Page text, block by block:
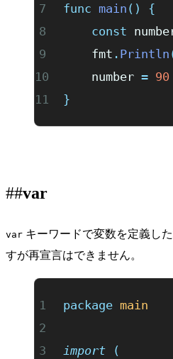
func main ()
{
	const
	fmt
. Println
	number
= 90
}
var
var キーワードで変数を定義し
すが再宣言はできません。
package main
import (